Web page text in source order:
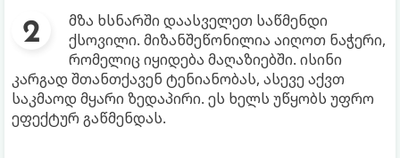
მზა ხსნარში დაასველეთ საწმენდი
ქსოვილი. მიზანშეწონილია აიღოთ ნაჭერი,
რომელიც იყიდება მაღაზიებში. ისინი
კარგად შთანთქავენ ტენიანობას, ასევე აქვთ
საკმაოდ მყარი ზედაპირი. ეს ხელს უწყობს უფრო
ეფექტურ გაწმენდას.